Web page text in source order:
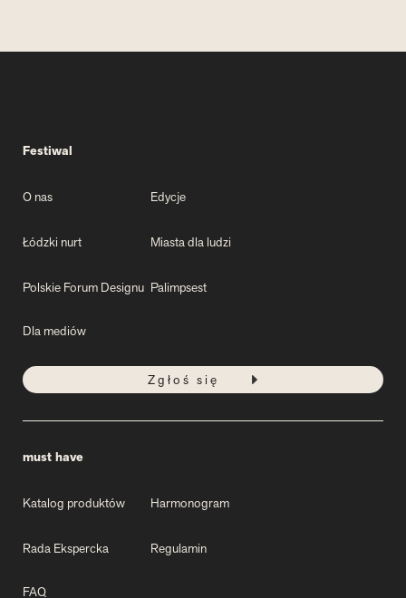
Festiwal
O nas Edycje
Łódzki nurt Miasta dla ludzi
Polskie Forum Designu Palimpsest
Dla mediów
Zgłoś się
must have
Katalog produktów Harmonogram
Rada Ekspercka Regulamin
FAQ